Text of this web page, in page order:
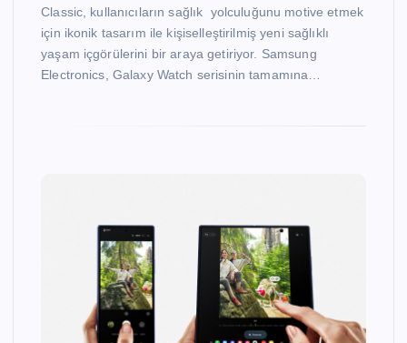
Classic, kullanıcıların sağlık yolculuğunu motive etmek
için ikonik tasarım ile kişiselleştirilmiş yeni sağlıklı
yaşam içgörülerini bir araya getiriyor. Samsung
Electronics, Galaxy Watch serisinin tamamına…